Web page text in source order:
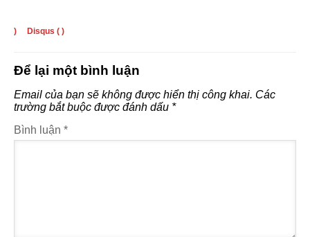
) Disqus ( )
Để lại một bình luận
Email của bạn sẽ không được hiển thị công khai. Các
trường bắt buộc được đánh dấu *
Bình luận *